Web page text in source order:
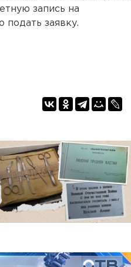
запись на
подать заявку.